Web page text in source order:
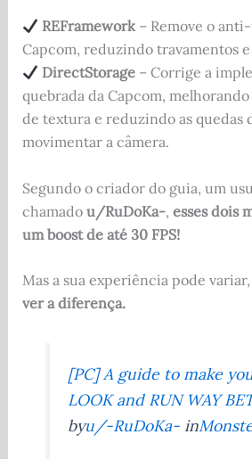
REFramework– Remove o
Capcom, reduzindo travamentos
DirectStorage– Corrige a
quebrada da Capcom,
de textura e reduzindo as quedas
movimentar a câmera.
Segundo o criador do guia, um
chamado u/RuDoKa-, esses dois
um boost de até 30 FPS!
Mas a sua experiência pode
ver a diferença.
[PC] A guide to make
LOOK and RUN WAY
byu/-RuDoKa- in